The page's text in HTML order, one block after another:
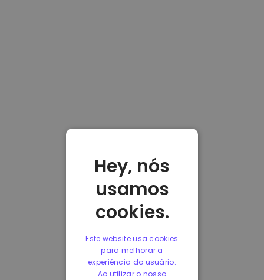
Hey, nós
usamos
cookies.
Este website usa cookies
para melhorar a
experiência do usuário.
Ao utilizar o nosso